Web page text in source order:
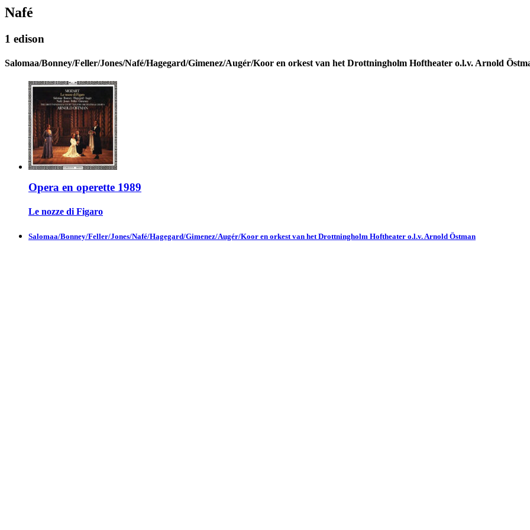
Nafé
1 edison
Salomaa/Bonney/Feller/Jones/Nafé/Hagegard/Gimenez/Augér/Koor en orkest van het Drottningholm Hoftheater o.l.v. Arnold
Opera en operette 1989
Le nozze di Figaro
Salomaa/Bonney/Feller/Jones/Nafé/Hagegard/Gimenez/Augér/Koor en orkest van het Drottningholm Hoftheater o.l.v. Arnold Östman